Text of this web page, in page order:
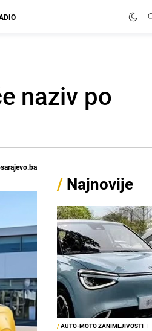
naziv po
/ Najnovije
/AUTO-MOTO ZANIMLJIVOSTI I